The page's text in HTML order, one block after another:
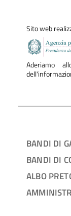
Sito web
Aderiamo
BANDI DI
BANDI DI
ALBO